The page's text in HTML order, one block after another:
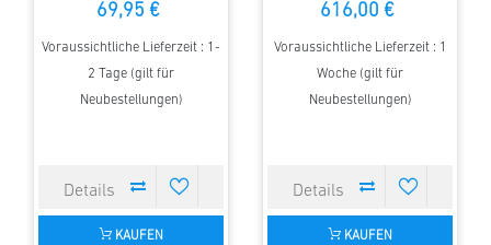
69,95 €
Voraussichtliche Lieferzeit : 1-
2 Tage (gilt für
Neubestellungen)
KAUFEN
Teleskop
616,00 €
Voraussichtliche Lieferzeit : 1
Woche (gilt für
Neubestellungen)
KAUFEN